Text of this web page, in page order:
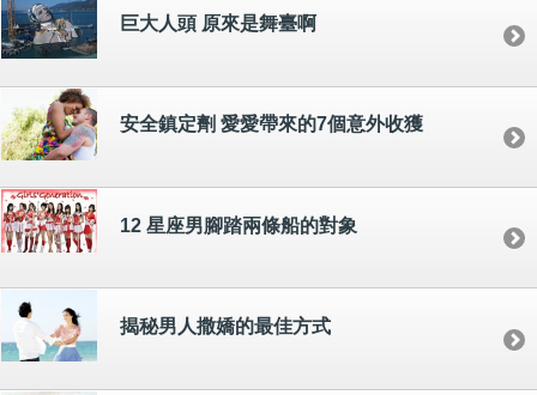
巨大人頭 原來是舞臺啊
安全鎮定劑 愛愛帶來的7個意外收獲
12 星座男腳踏兩條船的對象
揭秘男人撒嬌的最佳方式